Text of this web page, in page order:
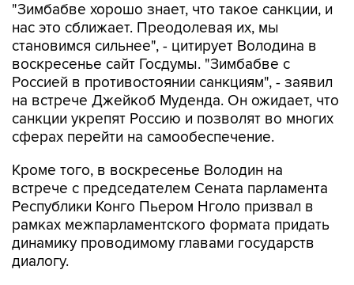
"Зимбабве хорошо знает, что такое санкции, и
нас это сближает. Преодолевая их, мы
становимся сильнее", - цитирует Володина в
воскресенье сайт Госдумы. "Зимбабве с
Россией в противостоянии санкциям", - заявил
на встрече Джейкоб Муденда. Он ожидает, что
санкции укрепят Россию и позволят во многих
сферах перейти на самообеспечение.
Кроме того, в воскресенье Володин на
встрече с председателем Сената парламента
Республики Конго Пьером Нголо призвал в
рамках межпарламентского формата придать
динамику проводимому главами государств
диалогу.